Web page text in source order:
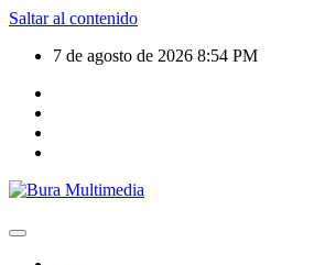
Saltar al contenido
7 de agosto de 2026 8:54 PM